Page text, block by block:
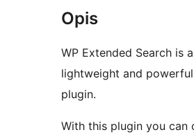
Opis
WP Extended Search is a
lightweight and
plugin.
With this plugin you can